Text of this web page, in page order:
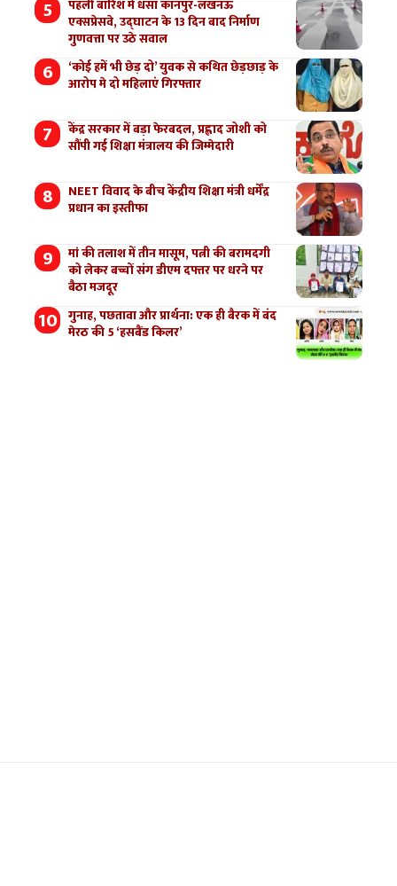
पहली बारिश में धंसा कानपुर-लखनऊ
एक्सप्रेसवे, उद्घाटन के 13 दिन बाद निर्माण
गुणवत्ता पर उठे सवाल
‘कोई हमें भी छेड़ दो’ युवक से कथित छेड़छाड़ के
आरोप मे दो महिलाएं गिरफ्तार
केंद्र सरकार में बड़ा फेरबदल, प्रह्लाद जोशी को
सौंपी गई शिक्षा मंत्रालय की जिम्मेदारी
NEET विवाद के बीच केंद्रीय शिक्षा मंत्री धर्मेंद्र
प्रधान का इस्तीफा
मां की तलाश में तीन मासूम, पत्नी की बरामदगी
को लेकर बच्चों संग डीएम दफ्तर पर धरने पर
बैठा मजदूर
गुनाह, पछतावा और प्रार्थना: एक ही बैरक में बंद
मेरठ की 5 ‘हसबैंड किलर’